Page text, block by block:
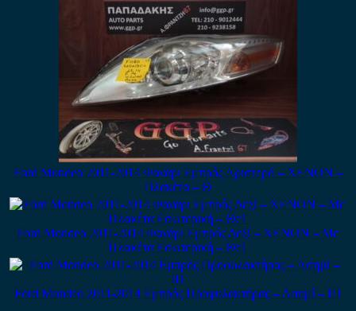
Ford Mondeo 2011-2014 Φανάρι Εμπρός Αριστερό – XENON –
Πλακέτα – Θ
Ford Mondeo 2011-2014 Φανάρι Εμπρός Δεξί – XENON – Με
Πλακέτα Εσωτερική – Θc1
Ford Mondeo 2011-2014 Εμπρός Προφυλακτήρας – Ασημί – ΙΠ